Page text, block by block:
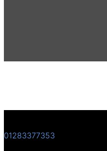
01283377353